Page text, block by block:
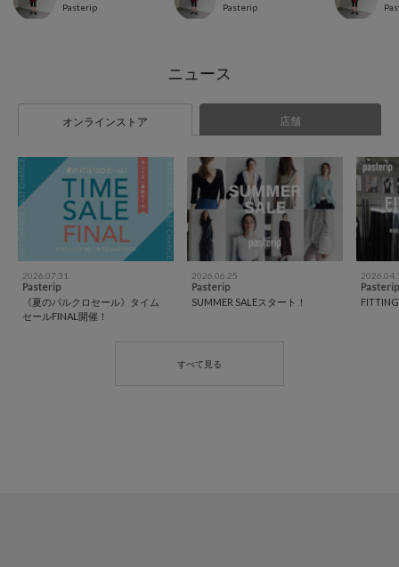
Pasterip Pasterip
オンラインストア 店舗
2026.07.31
Pasterip
《夏のパルクロセール》タイム
セールFINAL開催！
2026.06.25
Pasterip
SUMMER SALEスタート！
Pasterip